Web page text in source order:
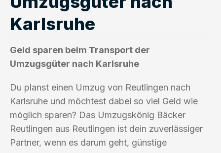
Karlsruhe
Geld sparen beim Transport der
Umzugsgüter nach Karlsruhe
Du planst einen Umzug von Reutlingen nach
Karlsruhe und möchtest dabei so viel Geld wie
möglich sparen? Das Umzugskönig Bäcker
Reutlingen aus Reutlingen ist dein zuverlässiger
Partner, wenn es darum geht, günstige